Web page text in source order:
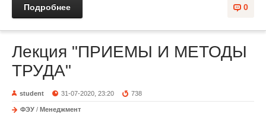
0
Подробнее
Лекция "ПРИЕМЫ И МЕТОДЫ
ТРУДА"
student 31-07-2020, 23:20 738
ФЭУ / Менеджмент